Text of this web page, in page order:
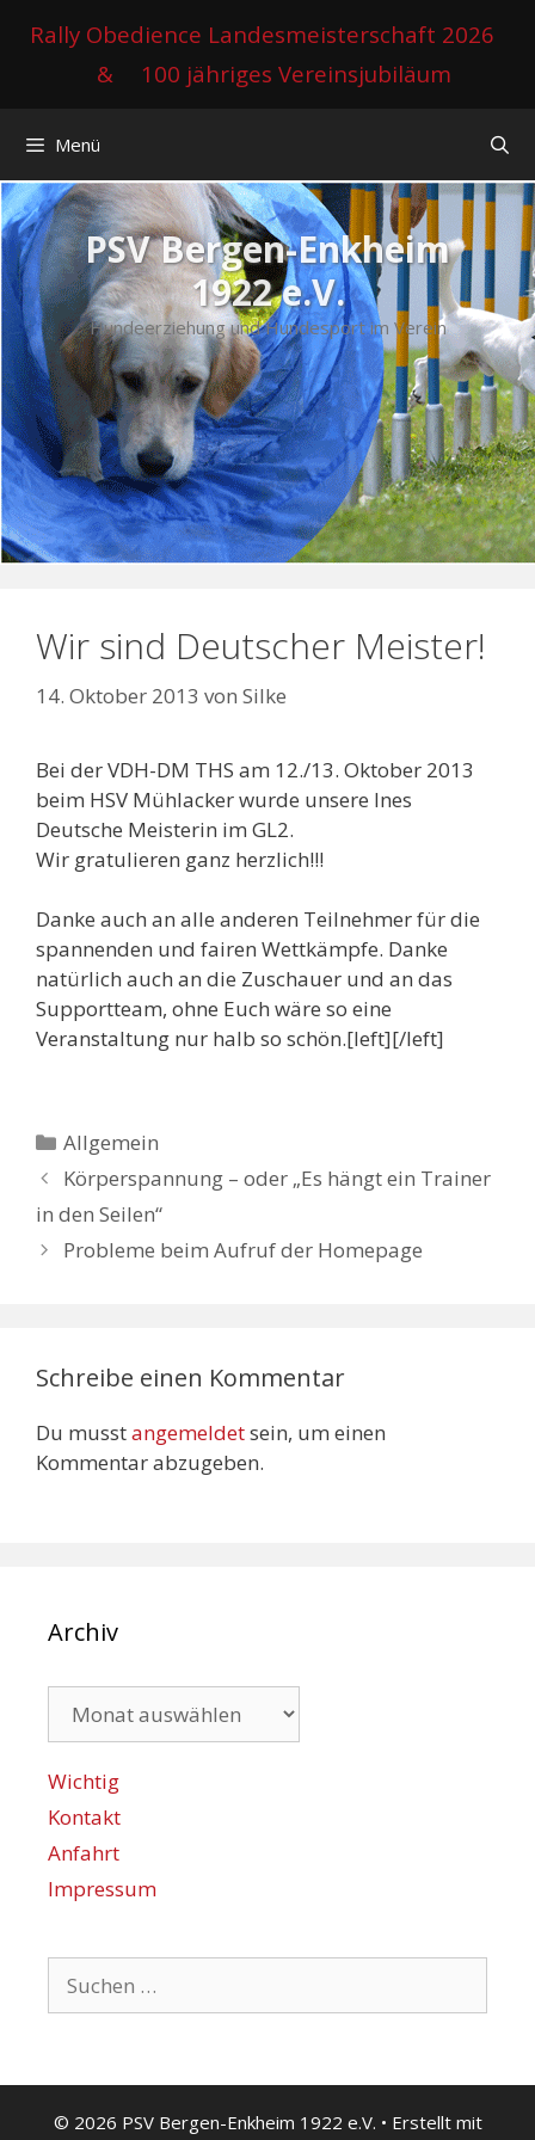
InhaltRally Obedience Landesmeisterschaft 2026
&
100 jähriges Vereinsjubiläum
Menü
PSV Bergen-Enkheim
1922 e.V.
Hundeerziehung und Hundesport im Verein
Wir sind Deutscher Meister!
14. Oktober 2013 von Silke
Bei der VDH-DM THS am 12./13. Oktober 2013
beim HSV Mühlacker wurde unsere Ines
Deutsche Meisterin im GL2.
Wir gratulieren ganz herzlich!!!
Danke auch an alle anderen Teilnehmer für die
spannenden und fairen Wettkämpfe. Danke
natürlich auch an die Zuschauer und an das
Supportteam, ohne Euch wäre so eine
Veranstaltung nur halb so schön.[left][/left]
Kategorien
Allgemein
Körperspannung – oder „Es hängt ein Trainer
in den Seilen“
Probleme beim Aufruf der Homepage
Schreibe einen Kommentar
Du musstangemeldetsein, um einen
Kommentar abzugeben.
Archiv
Wichtig
Kontakt
Anfahrt
Impressum
nach:
© 2026 PSV Bergen-Enkheim 1922 e.V. • Erstellt mit